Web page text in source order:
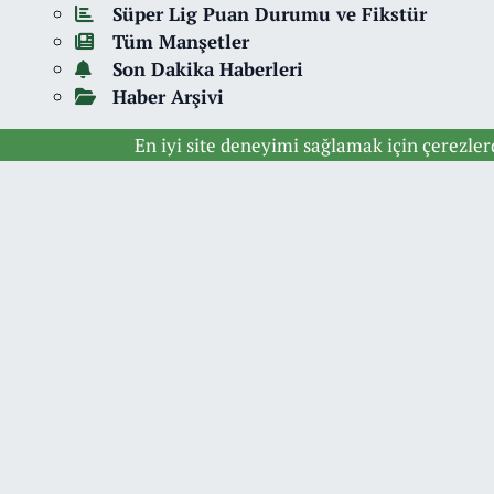
Süper Lig Puan Durumu ve Fikstür
Tüm Manşetler
Son Dakika Haberleri
Haber Arşivi
En iyi site deneyimi sağlamak için